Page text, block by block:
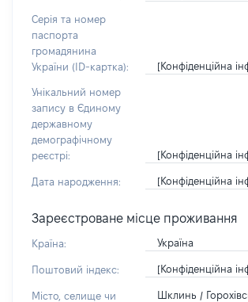
Серія та номер
паспорта
громадянина
України (ID-картка):
[Конфіденційна
Унікальний номер
запису в Єдиному
державному
демографічному
реєстрі:
[Конфіденційна
Дата народження: [Конфіденційна
Зареєстроване місце проживання
Країна: Україна
Поштовий індекс: [Конфіденційна
Місто, селище чи
Шклинь /